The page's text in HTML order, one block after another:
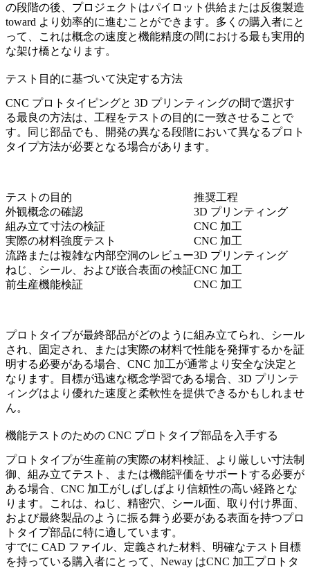
の段階の後、プロジェクトはパイロット供給または反復製造
toward より効率的に進むことができます。多くの購入者にと
って、これは概念の速度と機能精度の間における最も実用的
な架け橋となります。
テスト目的に基づいて決定する方法
CNC プロトタイピングと 3D プリンティングの間で選択す
る最良の方法は、工程をテストの目的に一致させることで
す。同じ部品でも、開発の異なる段階において異なるプロト
タイプ方法が必要となる場合があります。
テストの目的
推奨工程
外観概念の確認
3D プリンティング
組み立て寸法の検証
CNC 加工
実際の材料強度テスト
CNC 加工
流路または複雑な内部空洞のレビュー3D プリンティング
ねじ、シール、および嵌合表面の検証CNC 加工
前生産機能検証
CNC 加工
プロトタイプが最終部品がどのように組み立てられ、シール
され、固定され、または実際の材料で性能を発揮するかを証
明する必要がある場合、CNC 加工が通常より安全な決定と
なります。目標が迅速な概念学習である場合、3D プリンテ
ィングはより優れた速度と柔軟性を提供できるかもしれませ
ん。
機能テストのための CNC プロトタイプ部品を入手する
プロトタイプが生産前の実際の材料検証、より厳しい寸法制
御、組み立てテスト、または機能評価をサポートする必要が
ある場合、CNC 加工がしばしばより信頼性の高い経路とな
ります。これは、ねじ、精密穴、シール面、取り付け界面、
および最終製品のように振る舞う必要がある表面を持つプロ
トタイプ部品に特に適しています。
すでに CAD ファイル、定義された材料、明確なテスト目標
を持っている購入者にとって、Neway はCNC 加工プロトタ